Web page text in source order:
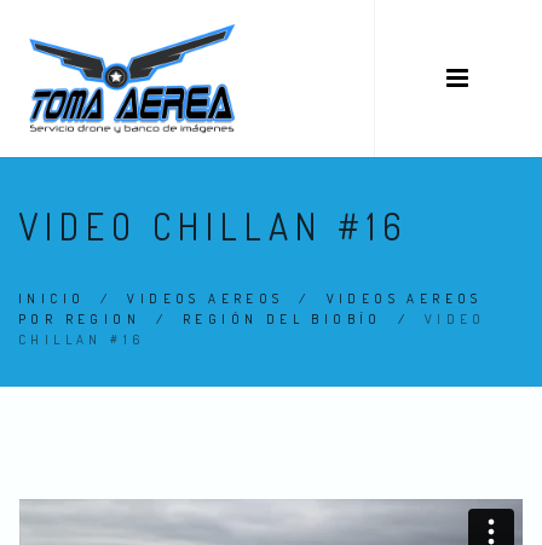
VIDEO CHILLAN #16
INICIO /VIDEOS AEREOS / VIDEOS AEREOS
POR REGION
/ REGIÓN DEL BIOBÍO / VIDEO
CHILLAN #16